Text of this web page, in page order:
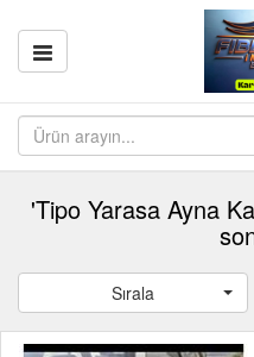
'Tipo Yarasa Ayna
Sırala